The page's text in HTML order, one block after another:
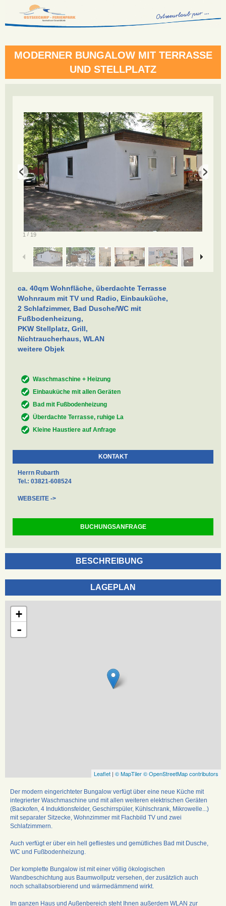
MODERNER BUNGALOW MIT TERRASSE
UND STELLPLATZ
1 / 19
ca. 40qm Wohnfläche, überdachte Terrasse
Wohnraum mit TV und Radio, Einbauküche,
2 Schlafzimmer, Bad Dusche/WC mit
Fußbodenheizung,
PKW Stellplatz, Grill,
Nichtraucherhaus, WLAN
weitere Objek
Waschmaschine + Heizung
Einbauküche mit allen Geräten
Bad mit Fußbodenheizung
Überdachte Terrasse, ruhige La
Kleine Haustiere auf Anfrage
KONTAKT
Herrn Rubarth
Tel.: 03821-608524
WEBSEITE ->
BUCHUNGSANFRAGE
BESCHREIBUNG
LAGEPLAN
+
-
Leaflet | © MapTiler© OpenStreetMap contributors
Der modern eingerichteter Bungalow verfügt über eine neue Küche mit
integrierter Waschmaschine und mit allen weiteren elektrischen Geräten
(Backofen, 4 Induktionsfelder, Geschirrspüler, Kühlschrank, Mikrowelle...)
mit separater Sitzecke, Wohnzimmer mit Flachbild TV und zwei
Schlafzimmern.
Auch verfügt er über ein hell gefliestes und gemütliches Bad mit Dusche,
WC und Fußbodenheizung.
Der komplette Bungalow ist mit einer völlig ökologischen
Wandbeschichtung aus Baumwollputz versehen, der zusätzlich auch
noch schallabsorbierend und wärmedämmend wirkt.
Im ganzen Haus und Außenbereich steht Ihnen außerdem WLAN zur